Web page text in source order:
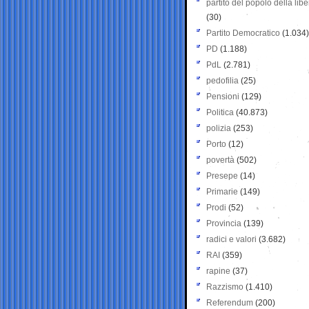
partito del popolo della
(30)
Partito Democratico (1.034)
PD (1.188)
PdL (2.781)
pedofilia (25)
Pensioni (129)
Politica (40.873)
polizia (253)
Porto (12)
povertà (502)
Presepe (14)
Primarie (149)
Prodi (52)
Provincia (139)
radici e valori (3.682)
RAI (359)
rapine (37)
Razzismo (1.410)
Referendum (200)